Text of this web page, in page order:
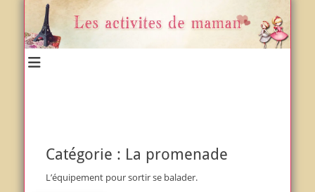
Catégorie : La promenade
L’équipement pour sortir se balader.